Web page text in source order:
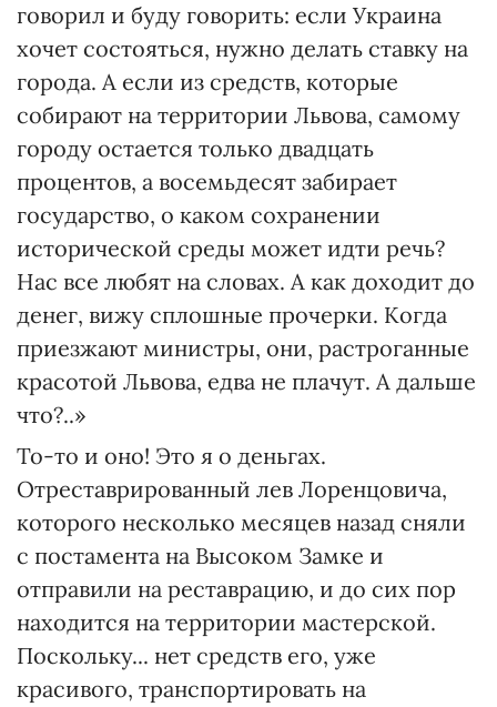
говорил и буду говорить: если Украина
хочет состояться, нужно делать ставку на
города. А если из средств, которые
собирают на территории Львова, самому
городу остается только двадцать
процентов, а восемьдесят забирает
государство, о каком сохранении
исторической среды может идти речь?
Нас все любят на словах. А как доходит до
денег, вижу сплошные прочерки. Когда
приезжают министры, они, растроганные
красотой Львова, едва не плачут. А дальше
что?..»
То-то и оно! Это я о деньгах.
Отреставрированный лев Лоренцовича,
которого несколько месяцев назад сняли
с постамента на Высоком Замке и
отправили на реставрацию, и до сих пор
находится на территории мастерской.
Поскольку... нет средств его, уже
красивого, транспортировать на